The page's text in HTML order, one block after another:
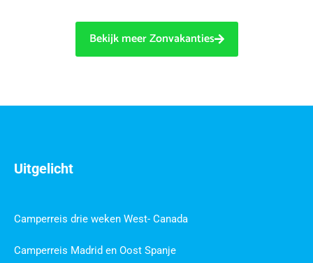
Bekijk meer Zonvakanties
Uitgelicht
Camperreis drie weken West- Canada
Camperreis Madrid en Oost Spanje